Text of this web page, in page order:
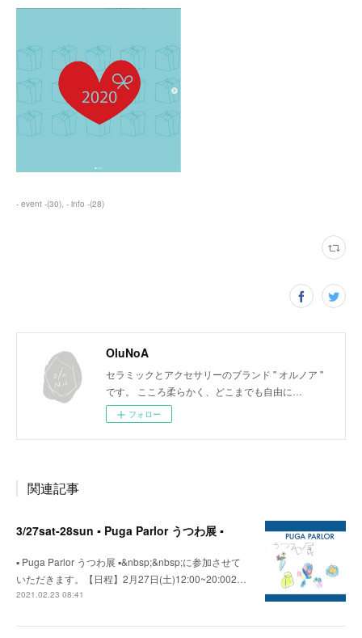
- event -(30) - info -(28)
OluNoA
セラミックとアクセサリーのブランド '' オルノア ''
です。 こころ柔らかく、どこまでも自由に…
フォロー
関連記事
3/27sat-28sun ▪️ Puga Parlor うつわ展 ▪️
▪️ Puga Parlor うつわ展 ▪️&nbsp;&nbsp;に参加させて
いただきます。【日程】2月27日(土)12:00~20:002…
2021.02.23 08:41